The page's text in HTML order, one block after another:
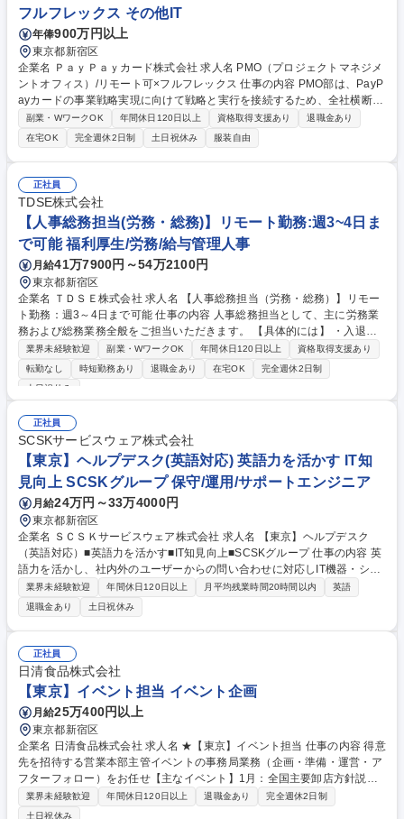
フルフレックス その他IT
年俸900万円以上
東京都新宿区
企業名 ＰａｙＰａｙカード株式会社 求人名 PMO（プロジェクトマネジメ
ントオフィス）/リモート可×フルフレックス 仕事の内容 PMO部は、PayP
ayカードの事業戦略実現に向けて戦略と実行を接続するため、全社横断案
件をリードしています。今後の案件増加および組織拡張を見据え、将来的
にPMO部の中核を担うリーダー候補を募集します。 私たちが目指してい
るのは、単なる「プロジェクト管理部門」ではありません。事業戦略に紐
づく重点施策の推進/複数部門を横断する大規模プロジェクトの統括/組織
横断での課題構造化と意思決定支援/開発・業務プロセスの高度化を通じ
て、事業成長を加速させることがミッションです。 経営層や本部長レイヤ
ーの方針を理解し、ステークホルダーを巻き込みながら推進いただくこと
を期待しています。 募集職種 PMO（プロジェクトマネジメントオフィ
ス）/リモート可×フルフレックス
副業・WワークOK 年間休日120日以上 資格取得支援あり
退職金あり
在宅OK
完全週休2日制 土日祝休み 服装自由
正社員
TDSE株式会社
【人事総務担当(労務・総務)】リモート勤務:週3~4日ま
で可能 福利厚生/労務/給与管理人事
月給41万7900円～54万2100円
東京都新宿区
企業名 ＴＤＳＥ株式会社 求人名 【人事総務担当（労務・総務）】リモー
ト勤務：週3～4日まで可能 仕事の内容 人事総務担当として、主に労務業
務および総務業務全般をご担当いただきます。 【具体的には】 ・入退社
手続き、社会保険手続きのアウトソース先管理・調整などの労務手続き関
連業務 ・勤怠管理、給与計算、人事データの入力・更新、社員情報管理業
務 ・健康診断対応業務、安全衛生管理のサポート業務 ・人事制度、福利
画、運用のサポート業務 など 募集職種 【人事総務担当（労務・総務）】
リモート勤務：週3～4日まで可能
業界未経験歓迎 副業・WワークOK 年間休日120日以上
資格取得支援あり
転勤なし
時短勤務あり 退職金あり 在宅OK
完全週休2日制
土日祝休み
正社員
SCSKサービスウェア株式会社
【東京】ヘルプデスク(英語対応) 英語力を活かす IT知
見向上 SCSKグループ 保守/運用/サポートエンジニア
月給24万円～33万4000円
東京都新宿区
企業名 ＳＣＳＫサービスウェア株式会社 求人名 【東京】ヘルプデスク
（英語対応）■英語力を活かす■IT知見向上■SCSKグループ 仕事の内容 英
語力を活かし、社内外のユーザーからの問い合わせに対応しIT機器・シス
テムなどの技術的な問題の解決/サポートを実施。その他IT機器のキッティ
ング/資産管理なども対応。 ■ユーザーからの問い合わせ対応(メール/電話/
チャット-英語/日本語での対応)、IT機器キッティング(PC/スマートデバイ
スの初期設定、ユーザへの機器発送など) ■入社後はクライアント先に常
駐。10～50名前後のプロジェクトに配属予定。体制(PJT規模により変
動)：SV/1-3名、リーダー/2-5名、メンバー/6-40名。 ■クライアント例：
大手通信事業会社、大手生命保険会社、大手外資系コンサルティング会
社、大手金融リース会社など 募集職種 【東京】ヘルプデスク（英語対
応）■英語力を活かす■IT知見向上■SCSKグループ
業界未経験歓迎 年間休日120日以上 月平均残業時間20時間以内
英語
退職金あり
土日祝休み
正社員
日清食品株式会社
【東京】イベント担当 イベント企画
月給25万400円以上
東京都新宿区
企業名 日清食品株式会社 求人名 ★【東京】イベント担当 仕事の内容 得意
先を招待する営業本部主管イベントの事務局業務（企画・準備・運営・ア
フターフォロー）をお任せ【主なイベント】1月：全国主要卸店方針説明
会/2月：CUP NOODLE OPEN（ハワイでのゴルフコンペ） 3月：経営方
針説明会・プロアマゴルフ大会/10月：全国主要卸店懇親ゴルフ【業務詳
業界未経験歓迎 年間休日120日以上 退職金あり
完全週休2日制
土日祝休み